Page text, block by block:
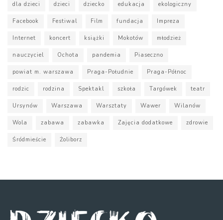
dla dzieci dzieci dziecko edukacja ekologiczny
Facebook Festiwal Film fundacja Impreza
Internet koncert książki Mokotów młodzież
nauczyciel Ochota pandemia Piaseczno
powiat m. warszawa Praga-Południe Praga-Północ
rodzic rodzina Spektakl szkoła Targówek teatr
Ursynów Warszawa Warsztaty Wawer Wilanów
Wola zabawa zabawka Zajęcia dodatkowe zdrowie
Śródmieście Żoliborz